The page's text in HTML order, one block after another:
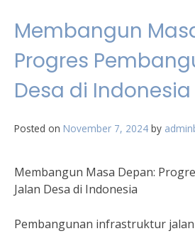
Membangun
Progres
Desa di Indonesia
Posted on November 7, 2024 by
Membangun Masa Depan:
Jalan Desa di Indonesia
Pembangunan infrastruktur